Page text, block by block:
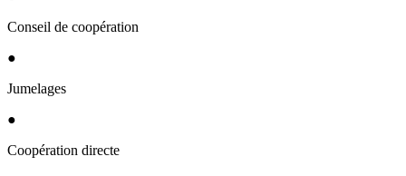
Conseil de coopération
●
Jumelages
●
Coopération directe